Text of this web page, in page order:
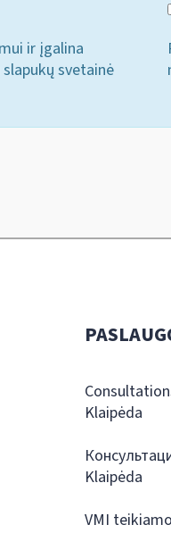
ir įgalina
svetainė
Klaipėda
Klaipėda
VMI